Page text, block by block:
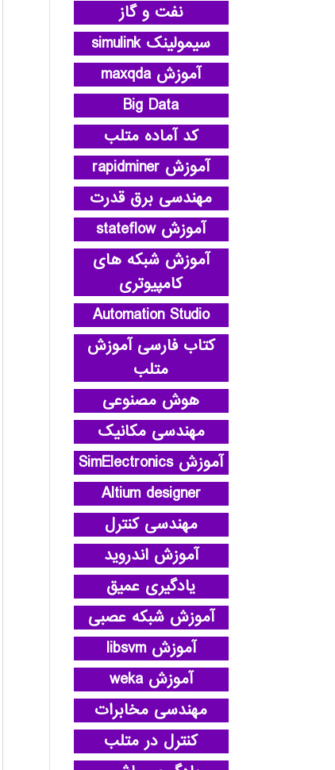
نفت و گاز
سیمولینک simulink
آموزش maxqda
Big Data
کد آماده متلب
آموزش rapidminer
مهندسی برق قدرت
آموزش stateflow
آموزش شبکه های
کامپیوتری
Automation Studio
کتاب فارسی آموزش
متلب
هوش مصنوعی
مهندسی مکانیک
آموزش SimElectronics
Altium designer
مهندسی کنترل
آموزش اندروید
یادگیری عمیق
آموزش شبکه عصبی
آموزش libsvm
آموزش weka
مهندسی مخابرات
کنترل در متلب